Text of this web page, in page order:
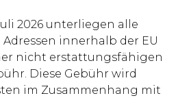
2026 unterliegen alle
innerhalb der EU
nicht erstattungsfähigen
Diese Gebühr wird
im Zusammenhang mit